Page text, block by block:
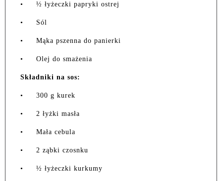
• ½ łyżeczki papryki ostrej
• Sól
• Mąka pszenna do panierki
• Olej do smażenia
Składniki na sos:
• 300 g kurek
• 2 łyżki masła
• Mała cebula
• 2 ząbki czosnku
• ½ łyżeczki kurkumy